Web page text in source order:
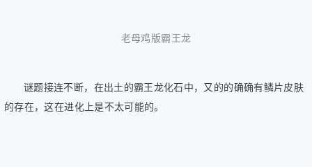
老母鸡版霸王龙
谜题接连不断，在出土的霸王龙化石中，又的的确确有鳞片皮肤
的存在，这在进化上是不太可能的。